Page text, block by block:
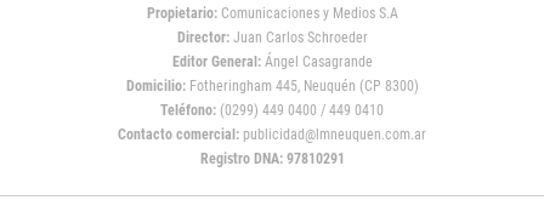
Propietario:Comunicaciones y Medios S.A
Director: Juan Carlos Schroeder
Editor General:Ángel Casagrande
Domicilio:Fotheringham 445, Neuquén (CP 8300)
Teléfono: (0299) 449 0400 / 449 0410
Contacto comercial: publicidad@lmneuquen.com.ar
Registro DNA: 97810291